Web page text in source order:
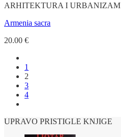
ARHITEKTURA I URBANIZAM
Armenia sacra
20.00 €
1
2
3
4
UPRAVO PRISTIGLE KNJIGE